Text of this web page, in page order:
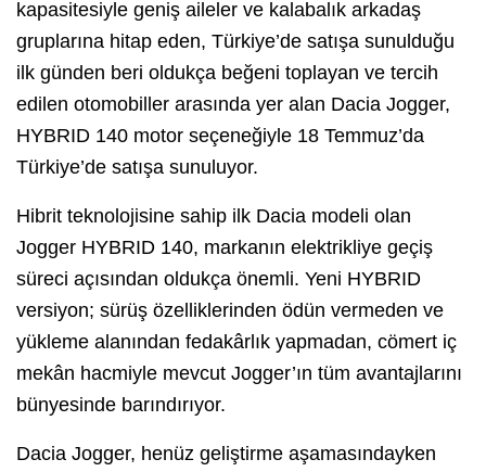
kapasitesiyle geniş aileler ve kalabalık arkadaş
gruplarına hitap eden, Türkiye’de satışa sunulduğu
ilk günden beri oldukça beğeni toplayan ve tercih
edilen otomobiller arasında yer alan Dacia Jogger,
HYBRID 140 motor seçeneğiyle 18 Temmuz’da
Türkiye’de satışa sunuluyor.
Hibrit teknolojisine sahip ilk Dacia modeli olan
Jogger HYBRID 140, markanın elektrikliye geçiş
süreci açısından oldukça önemli. Yeni HYBRID
versiyon; sürüş özelliklerinden ödün vermeden ve
yükleme alanından fedakârlık yapmadan, cömert iç
mekân hacmiyle mevcut Jogger’ın tüm avantajlarını
bünyesinde barındırıyor.
Dacia Jogger, henüz geliştirme aşamasındayken